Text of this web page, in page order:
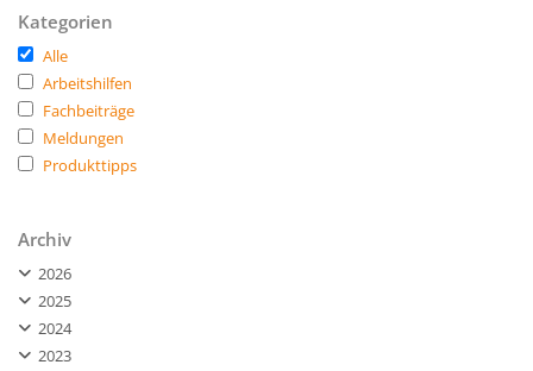
Kategorien
Alle
Arbeitshilfen
Fachbeiträge
Meldungen
Produkttipps
Archiv
2026
2025
2024
2023